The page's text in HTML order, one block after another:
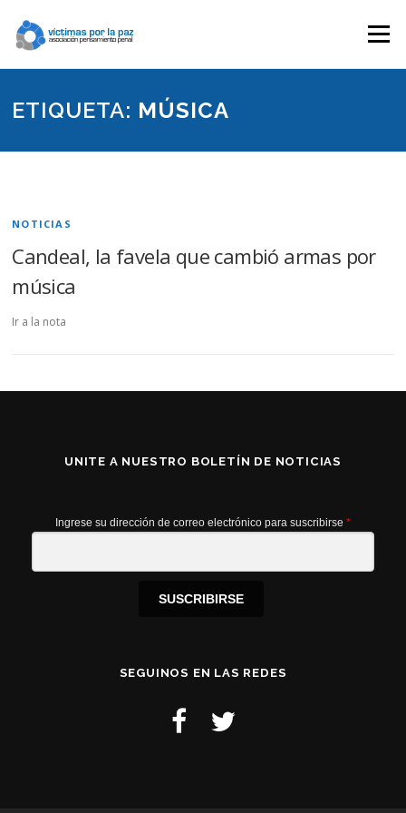
contenido
Menú
ETIQUETA: MÚSICA
NOTICIAS
Candeal, la favela que cambió armas por
música
Ir a la nota
UNITE A NUESTRO BOLETÍN DE NOTICIAS
Ingrese su dirección de correo electrónico para suscribirse *
SUSCRIBIRSE
SEGUINOS EN LAS REDES